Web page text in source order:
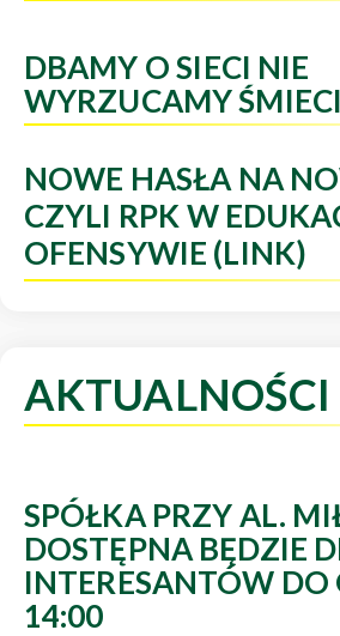
DBAMY O SIECI NIE
WYRZUCAMY ŚMIECI
NOWE HASŁA NA
CZYLI RPK W
OFENSYWIE (LINK)
AKTUALNOŚCI
SPÓŁKA PRZY AL.
DOSTĘPNA BĘDZIE
INTERESANTÓW
14:00